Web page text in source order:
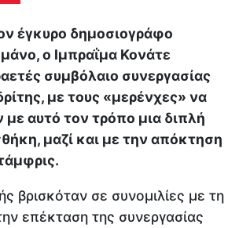
έγκυρο δημοσιογράφο
ο Ιμπραΐμα Κονάτε
συμβόλαιο συνεργασίας
με τους «μερένχες» να
αυτό τον τρόπο μια διπλή
μαζί και με την απόκτηση
βρισκόταν σε συνομιλίες με τη
επέκταση της συνεργασίας